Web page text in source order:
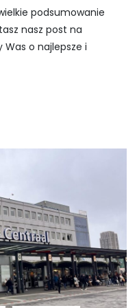
podsumowanie
nasz post na
o najlepsze i